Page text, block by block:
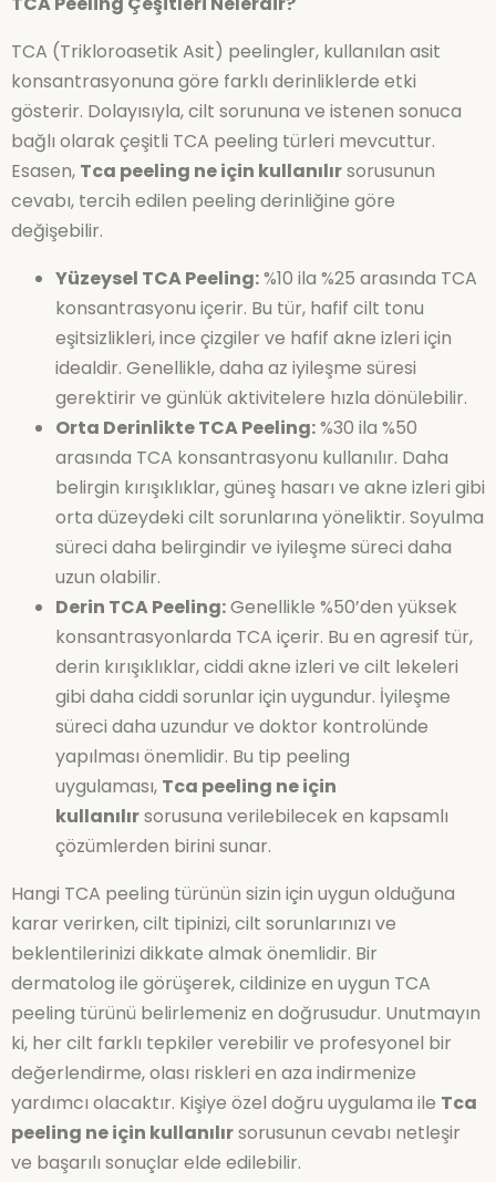
TCA (Trikloroasetik Asit) peelingler, kullanılan asit
konsantrasyonuna göre farklı derinliklerde etki
gösterir. Dolayısıyla, cilt sorununa ve istenen sonuca
bağlı olarak çeşitli TCA peeling türleri mevcuttur.
Esasen, Tca peeling ne için kullanılırsorusunun
cevabı, tercih edilen peeling derinliğine göre
değişebilir.
Yüzeysel TCA Peeling:%10 ila %25 arasında TCA
konsantrasyonu içerir. Bu tür, hafif cilt tonu
eşitsizlikleri, ince çizgiler ve hafif akne izleri için
idealdir. Genellikle, daha az iyileşme süresi
gerektirir ve günlük aktivitelere hızla dönülebilir.
Orta Derinlikte TCA Peeling:%30 ila %50
arasında TCA konsantrasyonu kullanılır. Daha
belirgin kırışıklıklar, güneş hasarı ve akne izleri gibi
orta düzeydeki cilt sorunlarına yöneliktir. Soyulma
süreci daha belirgindir ve iyileşme süreci daha
uzun olabilir.
Derin TCA Peeling:Genellikle %50’den yüksek
konsantrasyonlarda TCA içerir. Bu en agresif tür,
derin kırışıklıklar, ciddi akne izleri ve cilt lekeleri
gibi daha ciddi sorunlar için uygundur. İyileşme
süreci daha uzundur ve doktor kontrolünde
yapılması önemlidir. Bu tip peeling
uygulaması, Tca peeling ne için
kullanılırsorusuna verilebilecek en kapsamlı
çözümlerden birini sunar.
Hangi TCA peeling türünün sizin için uygun olduğuna
karar verirken, cilt tipinizi, cilt sorunlarınızı ve
beklentilerinizi dikkate almak önemlidir. Bir
dermatolog ile görüşerek, cildinize en uygun TCA
peeling türünü belirlemeniz en doğrusudur. Unutmayın
ki, her cilt farklı tepkiler verebilir ve profesyonel bir
değerlendirme, olası riskleri en aza indirmenize
yardımcı olacaktır. Kişiye özel doğru uygulama ile Tca
peeling ne için kullanılırsorusunun cevabı netleşir
ve başarılı sonuçlar elde edilebilir.